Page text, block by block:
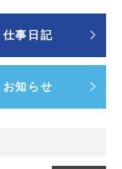
仕事日記
お知らせ